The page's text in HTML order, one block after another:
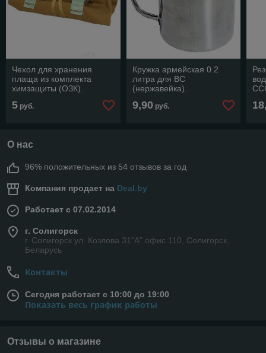
Чехол для хранения
плаща из комплекта
химзащиты (ОЗК).
5 руб.
Кружка армейская 0.2
литра для ВС
(нержавейка).
9,90руб.
О нас
96% положительных из 54 отзывов за год
Компания продает на Deal.by
Работает с 07.02.2014
г. Солигорск
г. Солигорск ул. Козлова 31"А" офис 110, Солигорск,
Беларусь
Контакты
Сегодня работает с 10:00 до 19:00
Показать весь график работы
Отзывы о магазине